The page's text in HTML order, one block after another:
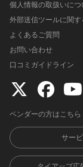
個人情報の取扱いにつ
外部送信ツールに関
よくあるご質問
お問い合わせ
口コミガイドライン
ベンダーの方はこちら
サー